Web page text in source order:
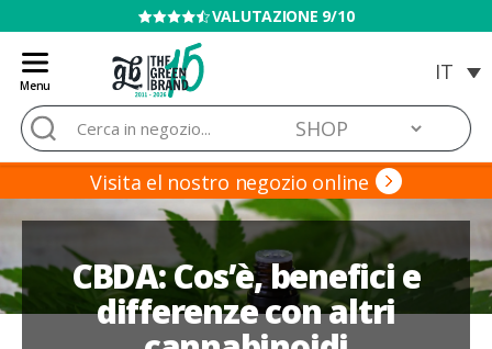
VENDITA VIETATA AI MINORI
Menu
Blog
de
Grow
Barato
Cerca:
Visita el nostro negozio online
CBDA: Cos’è, benefici e
differenze con altri